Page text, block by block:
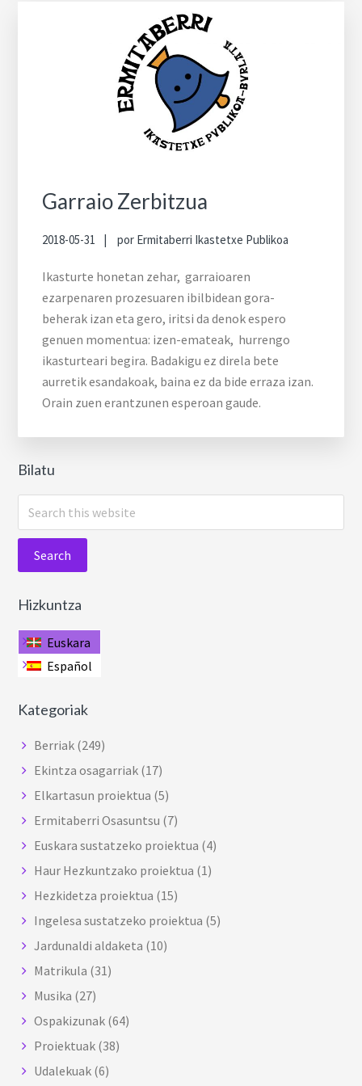
Garraio Zerbitzua
2018-05-31 por Ermitaberri Ikastetxe Publikoa
Ikasturte honetan zehar, garraioaren
ezarpenaren prozesuaren ibilbidean gora-
beherak izan eta gero, iritsi da denok espero
genuen momentua: izen-emateak, hurrengo
ikasturteari begira. Badakigu ez direla bete
aurretik esandakoak, baina ez da bide erraza izan.
Orain zuen erantzunen esperoan gaude.
Bilatu
Hizkuntza
Euskara
Español
Kategoriak
Berriak (249)
Ekintza osagarriak (17)
Elkartasun proiektua (5)
Ermitaberri Osasuntsu (7)
Euskara sustatzeko proiektua (4)
Haur Hezkuntzako proiektua (1)
Hezkidetza proiektua (15)
Ingelesa sustatzeko proiektua (5)
Jardunaldi aldaketa (10)
Matrikula (31)
Musika (27)
Ospakizunak (64)
Proiektuak (38)
Udalekuak (6)